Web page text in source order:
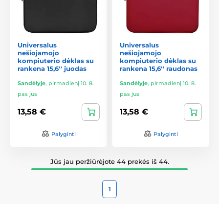
Universalus
nešiojamojo
kompiuterio dėklas su
rankena 15,6'' juodas
Sandėlyje, pirmadienį 10. 8.
pas jus
13,58 €
Palyginti
Universalus
nešiojamojo
kompiuterio dėklas su
rankena 15,6'' raudonas
Sandėlyje, pirmadienį 10. 8.
pas jus
13,58 €
Palyginti
Jūs jau peržiūrėjote 44 prekės iš 44.
1